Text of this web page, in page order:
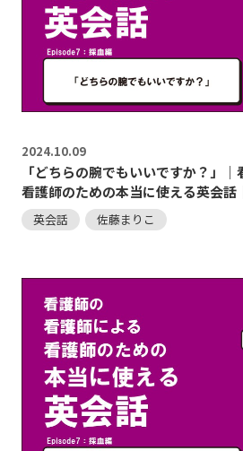
2024.10.09
「どちらの腕でもいいですか？」
看護師のための本当に使える英会話
英会話 佐藤まりこ